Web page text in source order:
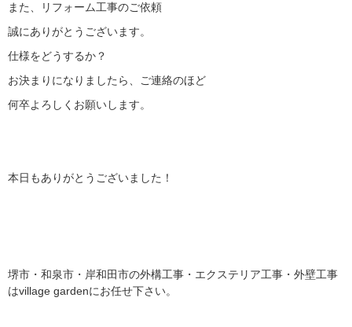
また、リフォーム工事のご依頼
誠にありがとうございます。
仕様をどうするか？
お決まりになりましたら、ご連絡のほど
何卒よろしくお願いします。
本日もありがとうございました！
堺市・和泉市・岸和田市の外構工事・エクステリア工事・外壁工事
はvillage gardenにお任せ下さい。